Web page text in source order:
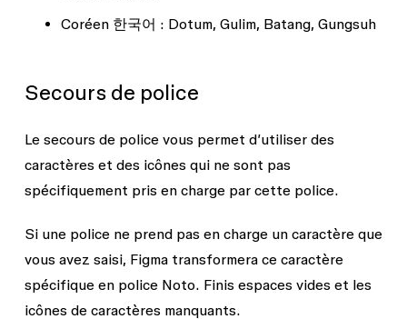
Coréen 한국어 : Dotum, Gulim, Batang, Gungsuh
Secours de police
Le secours de police vous permet d’utiliser des
caractères et des icônes qui ne sont pas
spécifiquement pris en charge par cette police.
Si une police ne prend pas en charge un caractère que
vous avez saisi, Figma transformera ce caractère
spécifique en police Noto. Finis espaces vides et les
icônes de caractères manquants.